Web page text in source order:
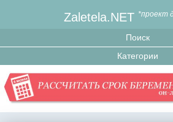
Zaletela.NET *проект